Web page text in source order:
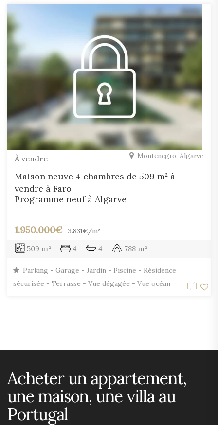
À vendre Montenegro, Algarve
Maison neuve 4 chambres de 509 m² à
vendre à Faro
Programme neuf à Algarve
1.950.000€ 3.831€/m²
509 m² 4 4 788 m²
Parking - Garage - Jardin - Piscine - Résidence
sécurisée - Terrasse - Vue dégagée - Vue océan
Acheter un appartement,
une maison, une villa au
Portugal